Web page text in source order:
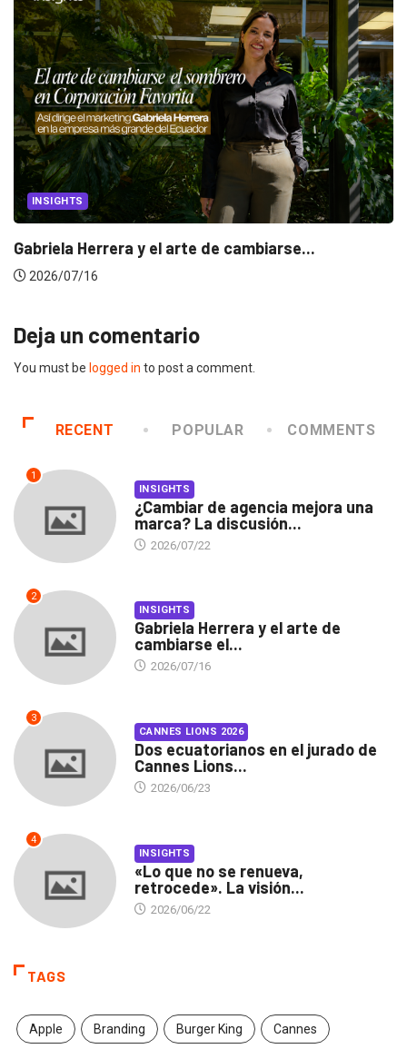
INSIGHTS
Gabriela Herrera y el arte de cambiarse...
2026/07/16
Deja un comentario
You must be logged in to post a comment.
RECENT POPULAR COMMENTS
1
INSIGHTS
¿Cambiar de agencia mejora una
marca? La discusión...
2026/07/22
2
INSIGHTS
Gabriela Herrera y el arte de
cambiarse el...
2026/07/16
3
CANNES LIONS 2026
Dos ecuatorianos en el jurado de
Cannes Lions...
2026/06/23
4
INSIGHTS
«Lo que no se renueva,
retrocede». La visión...
2026/06/22
TAGS
Apple Branding Burger King Cannes